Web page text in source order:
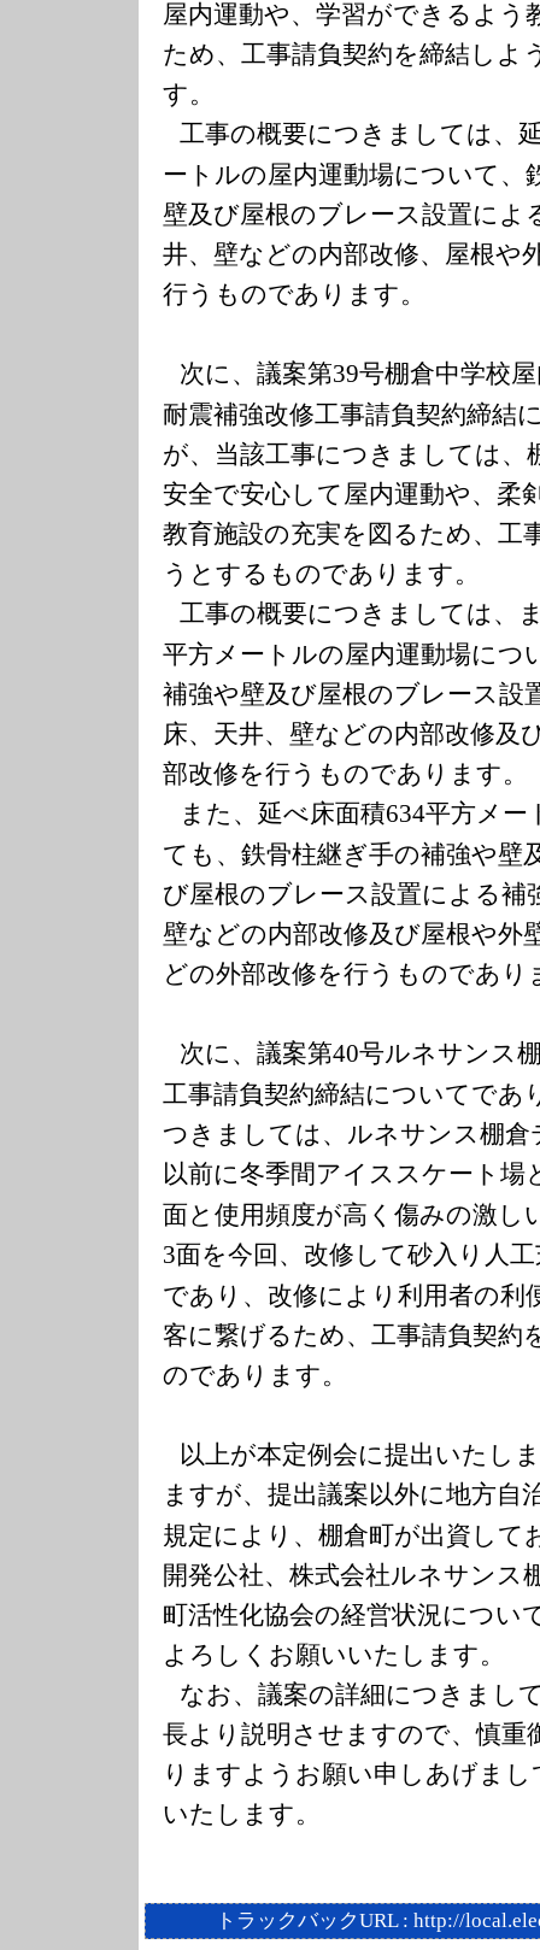
屋内運動や、学習ができるよう
ため、工事請負契約を締結し
す。
工事の概要につきましては、
ートルの屋内運動場について、
壁及び屋根のブレース設置によ
井、壁などの内部改修、屋根や
行うものであります。
次に、議案第39号棚倉中学校
耐震補強改修工事請負契約締結
が、当該工事につきましては、
安全で安心して屋内運動や、柔
教育施設の充実を図るため、工
うとするものであります。
工事の概要につきましては、
平方メートルの屋内運動場につ
補強や壁及び屋根のブレース設
床、天井、壁などの内部改修及
部改修を行うものであります。
また、延べ床面積634平方メー
ても、鉄骨柱継ぎ手の補強や
び屋根のブレース設置による補
壁などの内部改修及び屋根や
どの外部改修を行うものであり
次に、議案第40号ルネサンス
工事請負契約締結についてであ
つきましては、ルネサンス棚
以前に冬季間アイススケート場
面と使用頻度が高く傷みの激し
3面を今回、改修して砂入り人
であり、改修により利用者の利
客に繋げるため、工事請負契約
のであります。
以上が本定例会に提出いたし
ますが、提出議案以外に地方自
規定により、棚倉町が出資して
開発公社、株式会社ルネサンス
町活性化協会の経営状況につい
よろしくお願いいたします。
なお、議案の詳細につきまし
長より説明させますので、慎重
りますようお願い申しあげま
いたします。
トラックバックURL : http://